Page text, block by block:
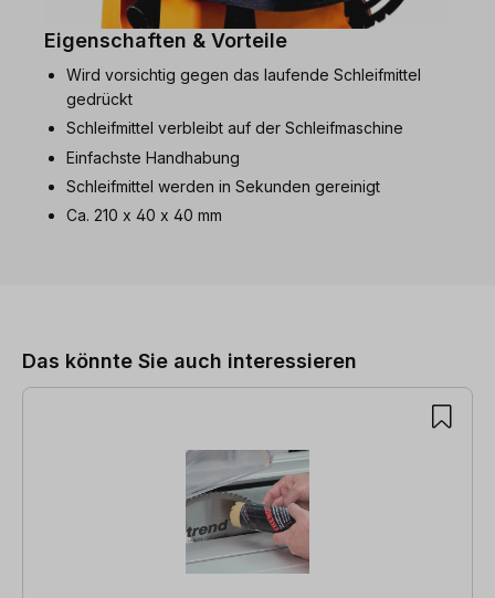
Eigenschaften & Vorteile
Wird vorsichtig gegen das laufende Schleifmittel
gedrückt
Schleifmittel verbleibt auf der Schleifmaschine
Einfachste Handhabung
Schleifmittel werden in Sekunden gereinigt
Ca. 210 x 40 x 40 mm
Das könnte Sie auch interessieren